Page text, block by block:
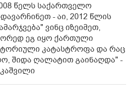
წელს საქართველო
- აი, 2012 წლის
ვინც იზეიმეთ,
ეგ იყო ქართული
კატასტროფა და რაც
შიდა ღალატით გაინაღდა" -